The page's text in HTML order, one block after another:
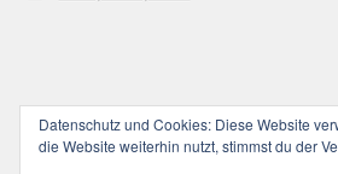
© ucoolele.de (||||) 2026
Datenschutz und Cookies: Diese Website
die Website weiterhin nutzt, stimmst du der